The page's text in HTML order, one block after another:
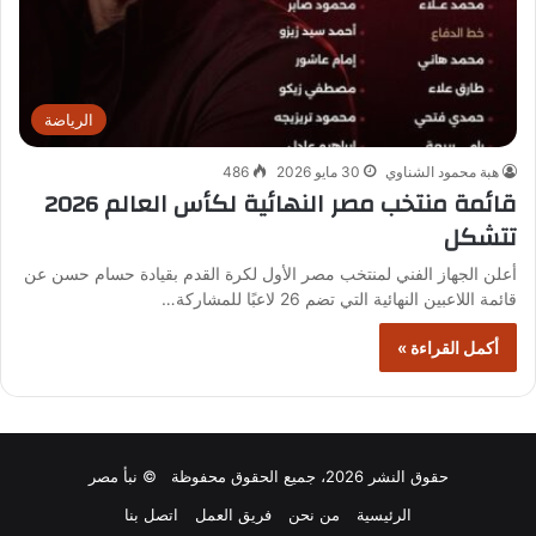
الرياضة
هبة محمود الشناوي 30 مايو 2026 486
قائمة منتخب مصر النهائية لكأس العالم 2026
تتشكل
أعلن الجهاز الفني لمنتخب مصر الأول لكرة القدم بقيادة حسام حسن عن
قائمة اللاعبين النهائية التي تضم 26 لاعبًا للمشاركة…
أكمل القراءة »
حقوق النشر 2026، جميع الحقوق محفوظة © نبأ مصر
الرئيسية
من نحن فريق العمل اتصل بنا